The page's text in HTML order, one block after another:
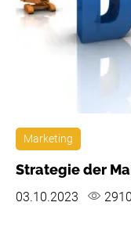
Marketing
Strategie der
03.10.2023 2910